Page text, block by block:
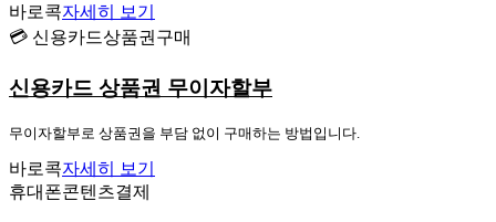
바로콕자세히 보기
💳 신용카드상품권구매
신용카드 상품권 무이자할부
무이자할부로 상품권을 부담 없이 구매하는 방법입니다.
바로콕자세히 보기
휴대폰콘텐츠결제